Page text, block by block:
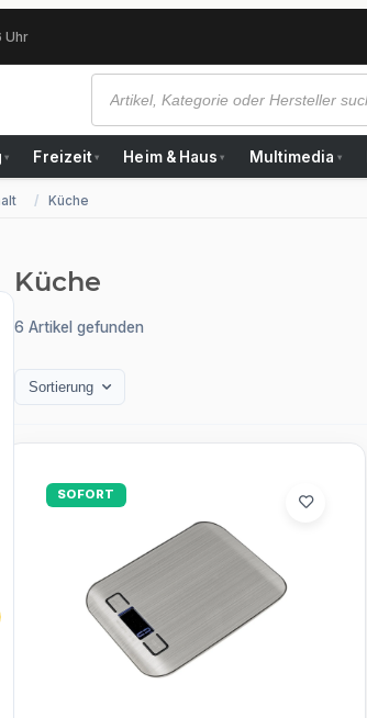
Uhr
▾ Freizeit ▾ Heim & Haus ▾ Multimedia ▾
Küche
Küche
6 Artikel gefunden
Sortierung
SOFORT